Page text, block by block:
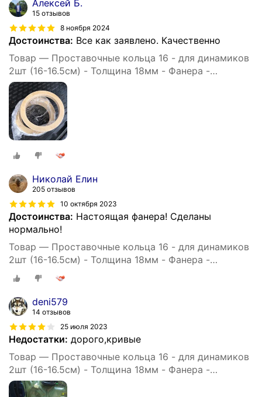
Алексей Б.
15 отзывов
8 ноября 2024
Достоинства: Все как заявлено. Качественно
Товар — Проставочные кольца 16 - для динамиков
2шт (16-16.5см) - Толщина 18мм - Фанера -
проставки для динамиков
Николай Елин
205 отзывов
10 октября 2023
Достоинства: Настоящая фанера! Сделаны
нормально!
Товар — Проставочные кольца 16 - для динамиков
2шт (16-16.5см) - Толщина 18мм - Фанера -
проставки для динамиков
deni579
14 отзывов
25 июля 2023
Недостатки: дорого,кривые
Товар — Проставочные кольца 16 - для динамиков
2шт (16-16.5см) - Толщина 18мм - Фанера -
проставки для динамиков